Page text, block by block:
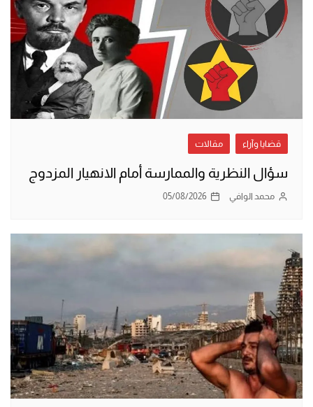
قضايا وآراء مقالات
سؤال النظرية والممارسة أمام الانهيار المزدوج
محمد الوافي 05/08/2026